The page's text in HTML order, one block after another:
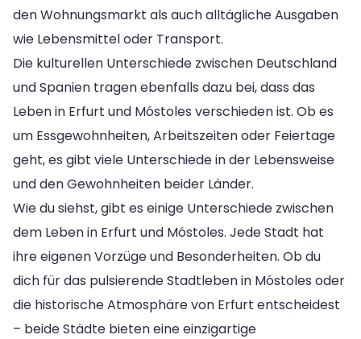
den Wohnungsmarkt als auch alltägliche Ausgaben
wie Lebensmittel oder Transport.
Die kulturellen Unterschiede zwischen Deutschland
und Spanien tragen ebenfalls dazu bei, dass das
Leben in Erfurt und Móstoles verschieden ist. Ob es
um Essgewohnheiten, Arbeitszeiten oder Feiertage
geht, es gibt viele Unterschiede in der Lebensweise
und den Gewohnheiten beider Länder.
Wie du siehst, gibt es einige Unterschiede zwischen
dem Leben in Erfurt und Móstoles. Jede Stadt hat
ihre eigenen Vorzüge und Besonderheiten. Ob du
dich für das pulsierende Stadtleben in Móstoles oder
die historische Atmosphäre von Erfurt entscheidest
– beide Städte bieten eine einzigartige